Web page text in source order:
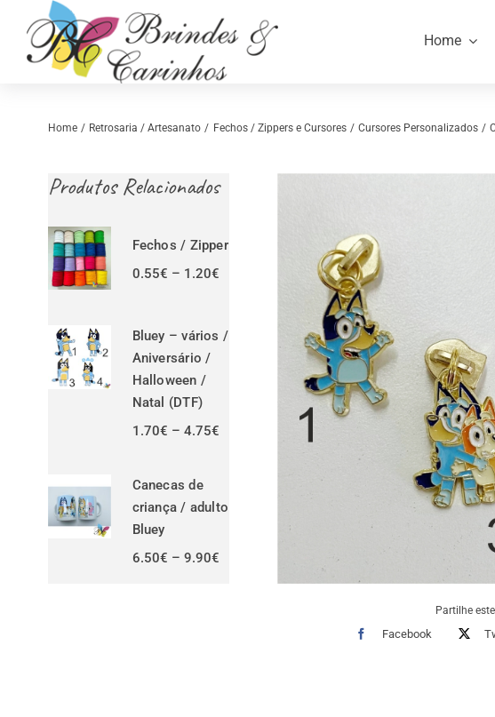
content
Home
Costura Criativa
Home Retrosaria / Artesanato Fechos / Zippers e Cursores Cursores Personalizados
Produtos Relacionados
Fechos / Zipper
0.55€ – 1.20€Price
1.20€
Bluey – vários /
Aniversário /
Halloween /
Natal (DTF)
1.70€ – 4.75€Price
Canecas de
criança / adulto
Bluey
6.50€ – 9.90€Price
Partilhe
Facebook